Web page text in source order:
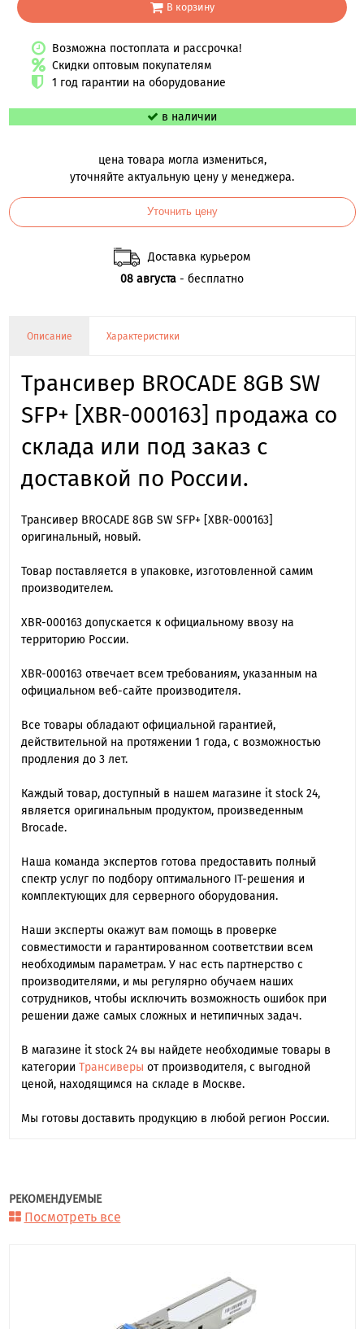
В корзину
Возможна постоплата и рассрочка!
Скидки оптовым покупателям
1 год гарантии на оборудование
в наличии
цена товара могла измениться,
уточняйте актуальную цену у менеджера.
Уточнить цену
Доставка курьером
08 августа - бесплатно
Описание Характеристики
Трансивер BROCADE 8GB SW
SFP+ [XBR-000163] продажа со
склада или под заказ с
доставкой по России.
Трансивер BROCADE 8GB SW SFP+ [XBR-000163]
оригинальный, новый.
Товар поставляется в упаковке, изготовленной самим
производителем.
XBR-000163 допускается к официальному ввозу на
территорию России.
XBR-000163 отвечает всем требованиям, указанным на
официальном веб-сайте производителя.
Все товары обладают официальной гарантией,
действительной на протяжении 1 года, с возможностью
продления до 3 лет.
Каждый товар, доступный в нашем магазине it stock 24,
является оригинальным продуктом, произведенным
Brocade.
Наша команда экспертов готова предоставить полный
спектр услуг по подбору оптимального IT-решения и
комплектующих для серверного оборудования.
Наши эксперты окажут вам помощь в проверке
совместимости и гарантированном соответствии всем
необходимым параметрам. У нас есть партнерство с
производителями, и мы регулярно обучаем наших
сотрудников, чтобы исключить возможность ошибок при
решении даже самых сложных и нетипичных задач.
В магазине it stock 24 вы найдете необходимые товары в
категории Трансиверы от производителя, с выгодной
ценой, находящимся на складе в Москве.
Мы готовы доставить продукцию в любой регион России.
РЕКОМЕНДУЕМЫЕ
Посмотреть все